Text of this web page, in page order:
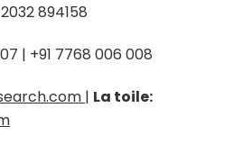
894158
| +91 7768 006 008
| La toile: